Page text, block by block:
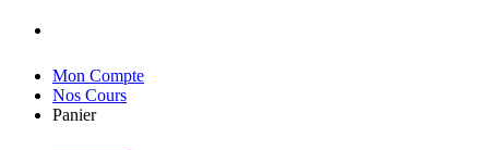
Mon Compte
Nos Cours
Panier